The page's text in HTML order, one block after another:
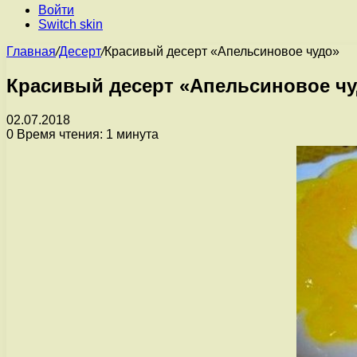
Войти
Switch skin
Главная/Десерт/Красивый десерт «Апельсиновое чудо»
Красивый десерт «Апельсиновое
02.07.2018
0 Время чтения: 1 минута